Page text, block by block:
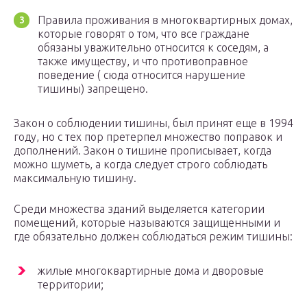
Правила проживания в многоквартирных домах,
которые говорят о том, что все граждане
обязаны уважительно относится к соседям, а
также имуществу, и что противоправное
поведение ( сюда относится нарушение
тишины) запрещено.
Закон о соблюдении тишины, был принят еще в 1994
году, но с тех пор претерпел множество поправок и
дополнений. Закон о тишине прописывает, когда
можно шуметь, а когда следует строго соблюдать
максимальную тишину.
Среди множества зданий выделяется категории
помещений, которые называются защищенными и
где обязательно должен соблюдаться режим тишины:
жилые многоквартирные дома и дворовые
территории;